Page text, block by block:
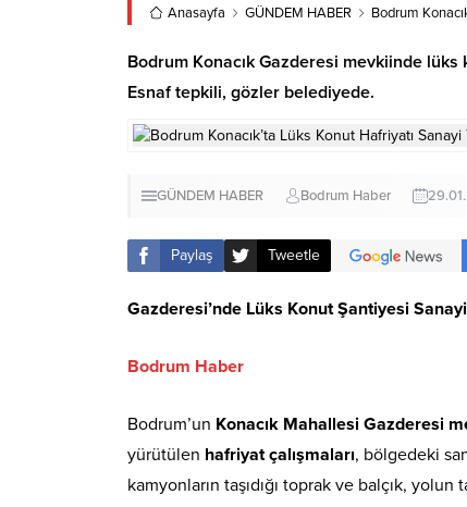
Anasayfa GÜNDEM HABER Bodrum
Bodrum Konacık Gazderesi mevkiinde
Esnaf tepkili, gözler belediyede.
GÜNDEM HABER Bodrum Haber
Paylaş Tweetle
Gazderesi’nde Lüks Konut Şantiyesi
Bodrum Haber
Bodrum’un Konacık Mahallesi Gazderesi
yürütülen hafriyat çalışmaları, bölgedeki
kamyonların taşıdığı toprak ve balçık, yolun